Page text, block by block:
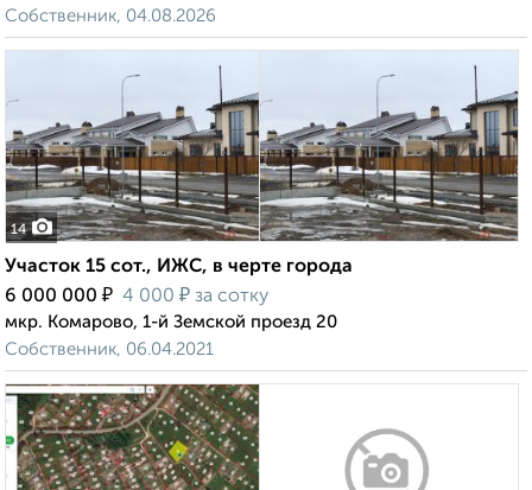
Собственник, 04.08.2026
14
Участок 15 сот., ИЖС, в черте города
6 000 000 ₽ 4 000 ₽ за сотку
мкр. Комарово, 1-й Земской проезд 20
Собственник, 06.04.2021